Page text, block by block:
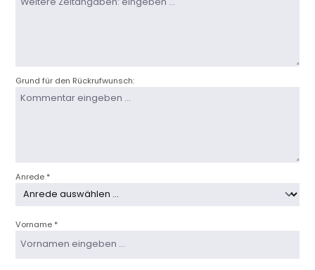
Grund für den Rückrufwunsch:
Anrede *
Vorname *